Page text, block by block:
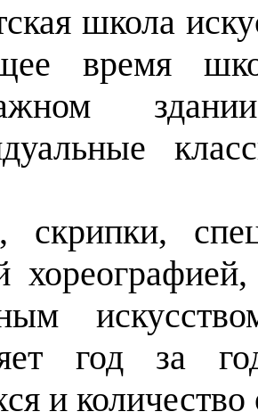
школа
время
скрипки,
год за
и